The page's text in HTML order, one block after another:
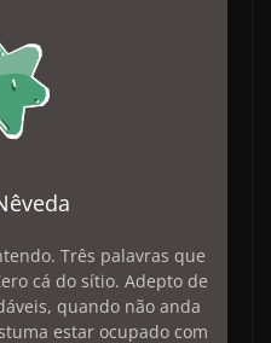
Três palavras que
cá do sítio. Adepto de
quando não anda
estar ocupado com